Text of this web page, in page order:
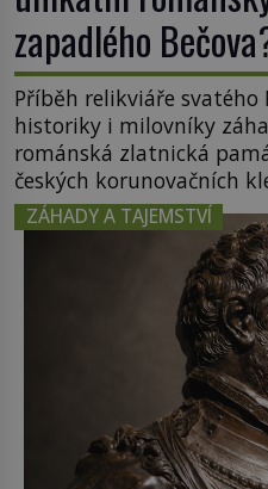
zapadlého
Příběh relikviáře svatého
historiky i milovníky
románská zlatnická
českých korunovačních
nejcennějším movitým
republice. Přestože byl
dramatickém pátrání
nalezen, jeho minulost
Otázky, jak přesně se
ZÁHADY A TAJEMSTVÍ